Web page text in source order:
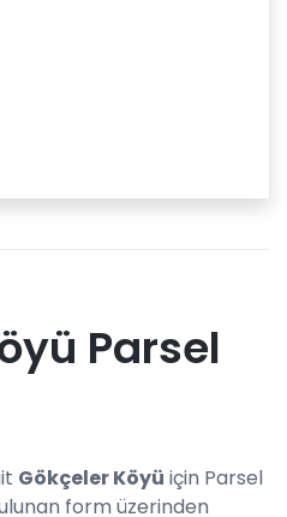
Parsel
Gökçeler Köyü için Parsel
form üzerinden